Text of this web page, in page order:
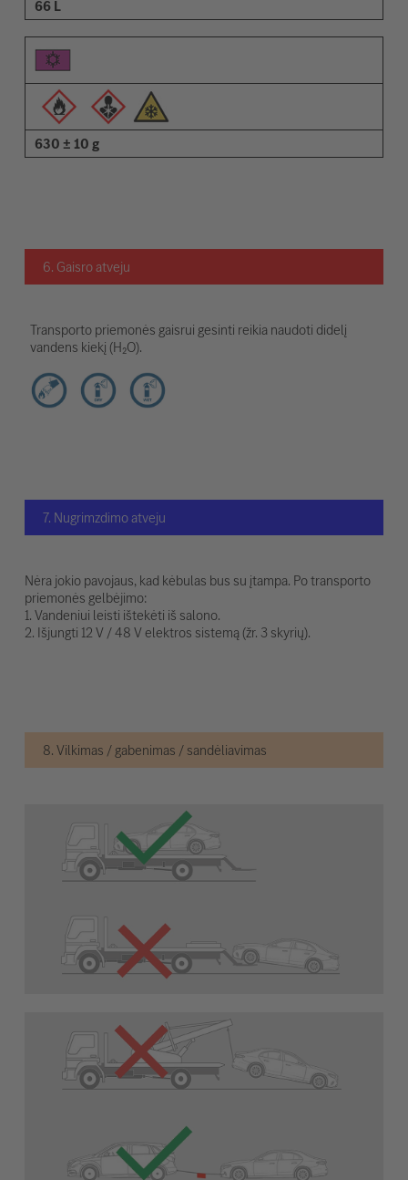
66 L
630 ± 10 g
6. Gaisro atveju
Transporto priemonės gaisrui gesinti reikia naudoti didelį
vandens kiekį (H₂O).
7. Nugrimzdimo atveju
Nėra jokio pavojaus, kad kėbulas bus su įtampa. Po transporto
priemonės gelbėjimo:
1. Vandeniui leisti ištekėti iš salono.
2. Išjungti 12 V / 48 V elektros sistemą (žr. 3 skyrių).
8. Vilkimas / gabenimas / sandėliavimas